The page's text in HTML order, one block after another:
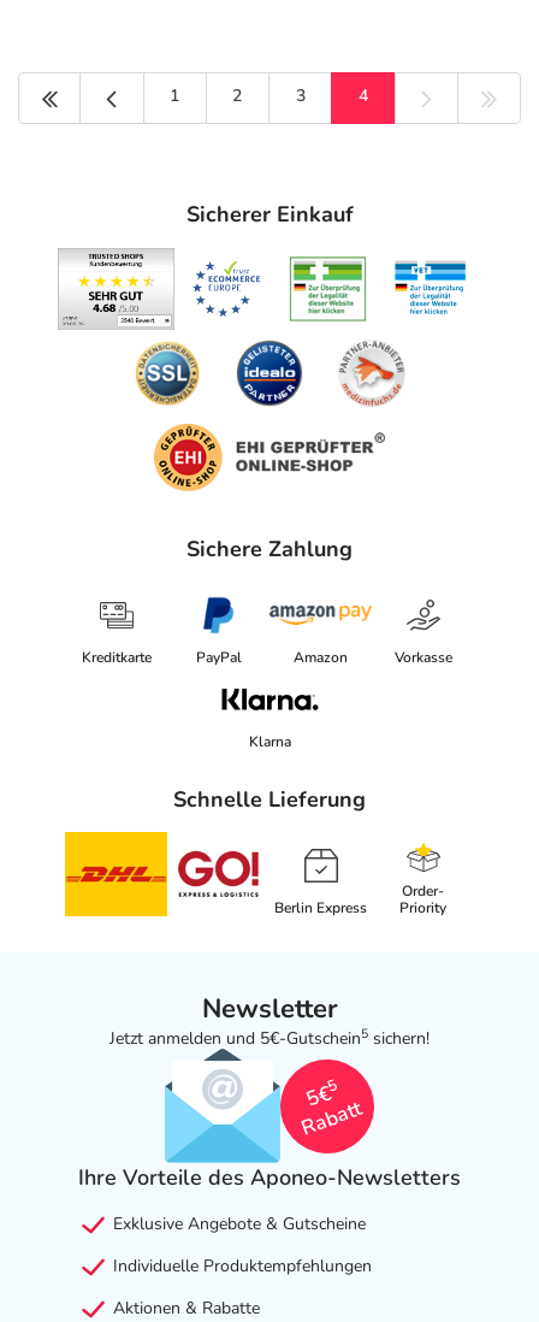
Erste SeiteVorige Seite
1 2 3 4
Sicherer Einkauf
Sichere Zahlung
Kreditkarte PayPal Amazon Vorkasse
Klarna
Schnelle Lieferung
Berlin Express
Order-
Priority
Newsletter
Jetzt anmelden und 5€-Gutschein5 sichern!
5€
5
Rabatt
Ihre Vorteile des Aponeo-Newsletters
Exklusive Angebote & Gutscheine
Individuelle Produktempfehlungen
Aktionen & Rabatte